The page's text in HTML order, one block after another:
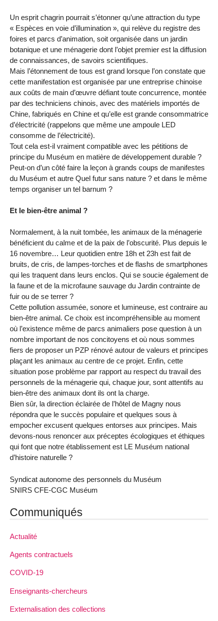
Un esprit chagrin pourrait s’étonner qu’une attraction du type
« Espèces en voie d’illumination », qui relève du registre des
foires et parcs d’animation, soit organisée dans un jardin
botanique et une ménagerie dont l’objet premier est la diffusion
de connaissances, de savoirs scientifiques.
Mais l’étonnement de tous est grand lorsque l’on constate que
cette manifestation est organisée par une entreprise chinoise
aux coûts de main d’œuvre défiant toute concurrence, montée
par des techniciens chinois, avec des matériels importés de
Chine, fabriqués en Chine et qu’elle est grande consommatrice
d’électricité (rappelons que même une ampoule LED
consomme de l’électricité).
Tout cela est-il vraiment compatible avec les pétitions de
principe du Muséum en matière de développement durable ?
Peut-on d’un côté faire la leçon à grands coups de manifestes
du Muséum et autre Quel futur sans nature ? et dans le même
temps organiser un tel barnum ?
Et le bien-être animal ?
Normalement, à la nuit tombée, les animaux de la ménagerie
bénéficient du calme et de la paix de l’obscurité. Plus depuis le
16 novembre… Leur quotidien entre 18h et 23h est fait de
bruits, de cris, de lampes-torches et de flashs de smartphones
qui les traquent dans leurs enclos. Qui se soucie également de
la faune et de la microfaune sauvage du Jardin contrainte de
fuir ou de se terrer ?
Cette pollution assumée, sonore et lumineuse, est contraire au
bien-être animal. Ce choix est incompréhensible au moment
où l’existence même de parcs animaliers pose question à un
nombre important de nos concitoyens et où nous sommes
fiers de proposer un PZP rénové autour de valeurs et principes
plaçant les animaux au centre de ce projet. Enfin, cette
situation pose problème par rapport au respect du travail des
personnels de la ménagerie qui, chaque jour, sont attentifs au
bien-être des animaux dont ils ont la charge.
Bien sûr, la direction éclairée de l’hôtel de Magny nous
répondra que le succès populaire et quelques sous à
empocher excusent quelques entorses aux principes. Mais
devons-nous renoncer aux préceptes écologiques et éthiques
qui font que notre établissement est LE Muséum national
d’histoire naturelle ?
Syndicat autonome des personnels du Muséum
SNIRS CFE-CGC Muséum
Communiqués
Actualité
Agents contractuels
COVID-19
Enseignants-chercheurs
Externalisation des collections